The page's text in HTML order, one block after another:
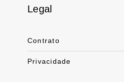
Legal
Contrato
Privacidade